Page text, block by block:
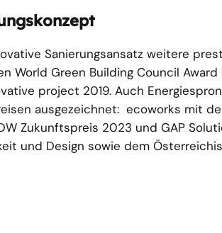
Sanierungsansatz weitere
World Green Building Council
project 2019. Auch
ausgezeichnet: ecoworks mit
Zukunftspreis 2023 und GAP
und Design sowie dem